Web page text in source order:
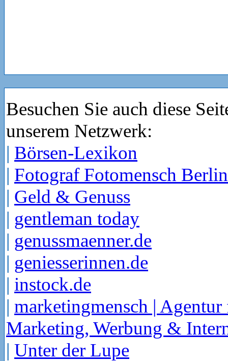
Besuchen Sie auch diese
unserem Netzwerk:
| Börsen-Lexikon
| Fotograf Fotomensch Berlin
| Geld & Genuss
| gentleman today
| genussmaenner.de
| geniesserinnen.de
| instock.de
| marketingmensch | Agentur
Marketing, Werbung &
| Unter der Lupe